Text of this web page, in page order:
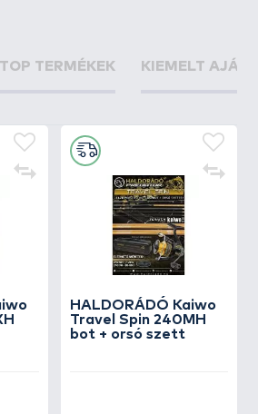
TOP TERMÉKEK KIEMELT
HALDORÁDÓ Kaiwo
Travel Spin 240MH
bot + orsó szett